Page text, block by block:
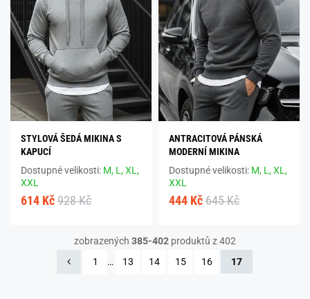
STYLOVÁ ŠEDÁ MIKINA S
KAPUCÍ
Dostupné velikosti: M, L,XL,
XXL
614 Kč 928 Kč
ANTRACITOVÁ PÁNSKÁ
MODERNÍ MIKINA
Dostupné velikosti: M, L,XL,
XXL
444 Kč 645 Kč
zobrazených 385-402produktů z 402
1
… 13 14 15 16 17